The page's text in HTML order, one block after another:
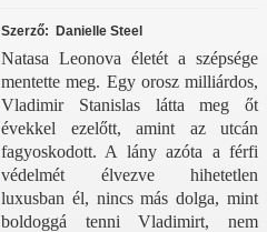
Szerző Danielle Steel
Natasa Leonova életét a szépsége
mentette meg. Egy orosz milliárdos,
Vladimir Stanislas látta meg őt
évekkel ezelőtt, amint az utcán
fagyoskodott. A lány azóta a férfi
védelmét élvezve hihetetlen
luxusban él, nincs más dolga, mint
boldoggá tenni Vladimirt, nem